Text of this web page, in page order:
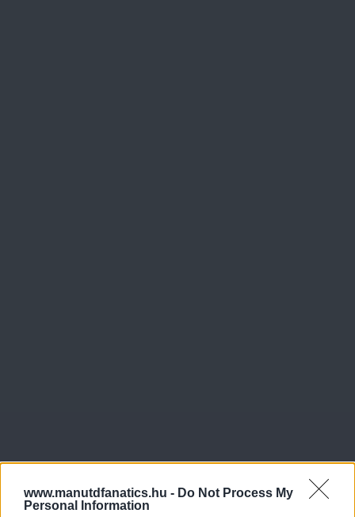
www.manutdfanatics.hu - Do Not Process My
Personal Information